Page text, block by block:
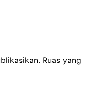
Ruas yang